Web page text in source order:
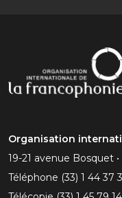
Organisation
19-21 avenue Bosquet
Téléphone (33) 1 44 37